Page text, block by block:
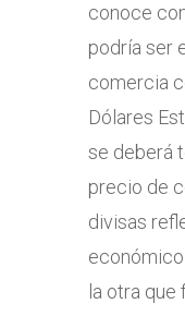
conoce
podría ser
comercia
Dólares
se deberá
precio de
divisas
la otra que